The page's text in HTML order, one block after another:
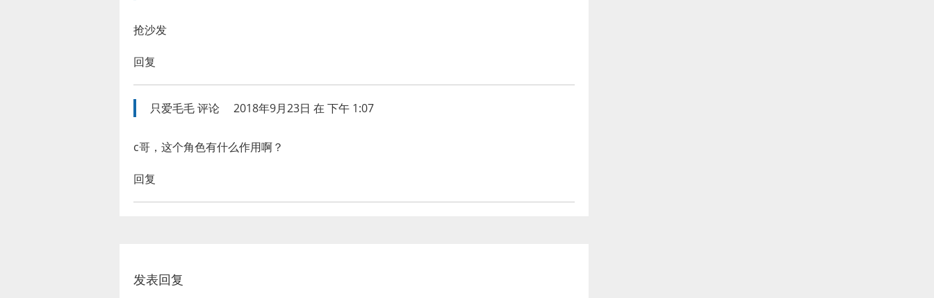
抢沙发
回复
只爱毛毛评论 2018年9月23日 在 下午 1:07
c哥，这个角色有什么作用啊？
回复
发表回复